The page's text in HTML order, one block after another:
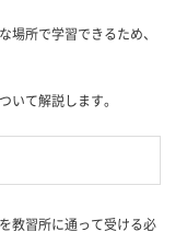
所で学習できるため、
いて解説します。
教習所に通って受ける必